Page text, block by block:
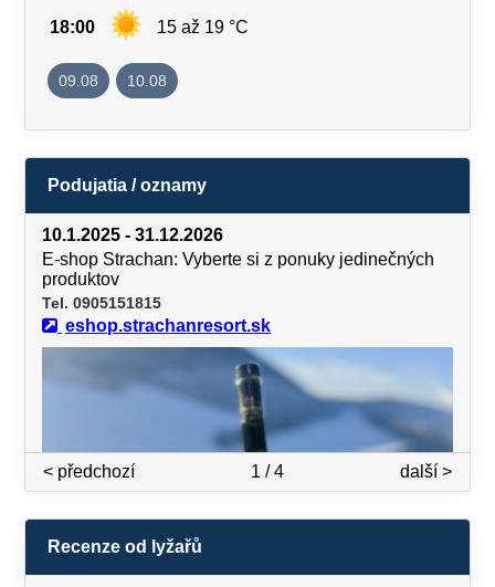
18:00 15 až 19 °C
09.08 10.08
Podujatia / oznamy
10.1.2025 - 31.12.2026
E-shop Strachan: Vyberte si z ponuky jedinečných
produktov
Tel. 0905151815
eshop.strachanresort.sk
další >
< předchozí 1 / 4
Recenze od lyžařů